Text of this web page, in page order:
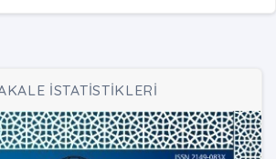
İSTATİSTİKLERİ